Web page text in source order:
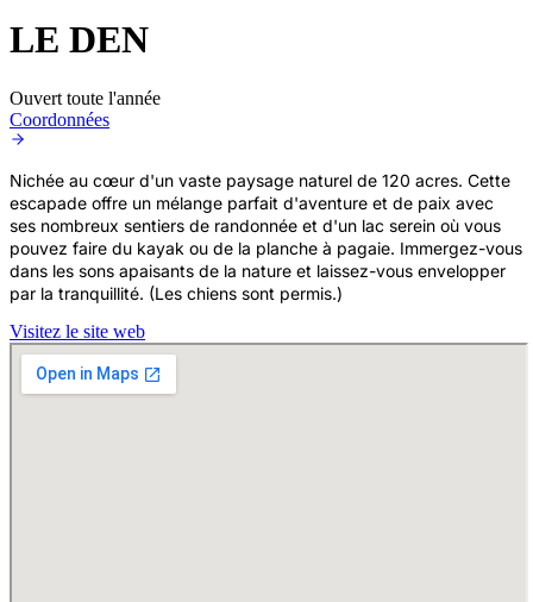
LE DEN
Ouvert toute l'année
Coordonnées
Nichée au cœur d'un vaste paysage naturel de 120 acres. Cette
escapade offre un mélange parfait d'aventure et de paix avec
ses nombreux sentiers de randonnée et d'un lac serein où vous
pouvez faire du kayak ou de la planche à pagaie. Immergez-vous
dans les sons apaisants de la nature et laissez-vous envelopper
par la tranquillité. (Les chiens sont permis.)
Visitez le site web